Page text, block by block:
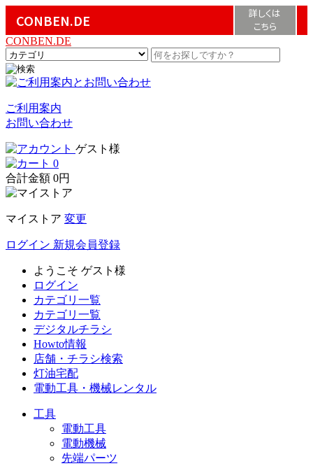
CONBEN.DE
詳しくは
こちら
CONBEN.DE
ご利用案内
お問い合わせ
ゲスト様
0
合計金額 0円
マイストア 変更
ログイン 新規会員登録
ようこそ ゲスト様
ログイン
カテゴリ一覧
カテゴリ一覧
デジタルチラシ
Howto情報
店舗・チラシ検索
灯油宅配
電動工具・機械レンタル
工具
電動工具
電動機械
先端パーツ